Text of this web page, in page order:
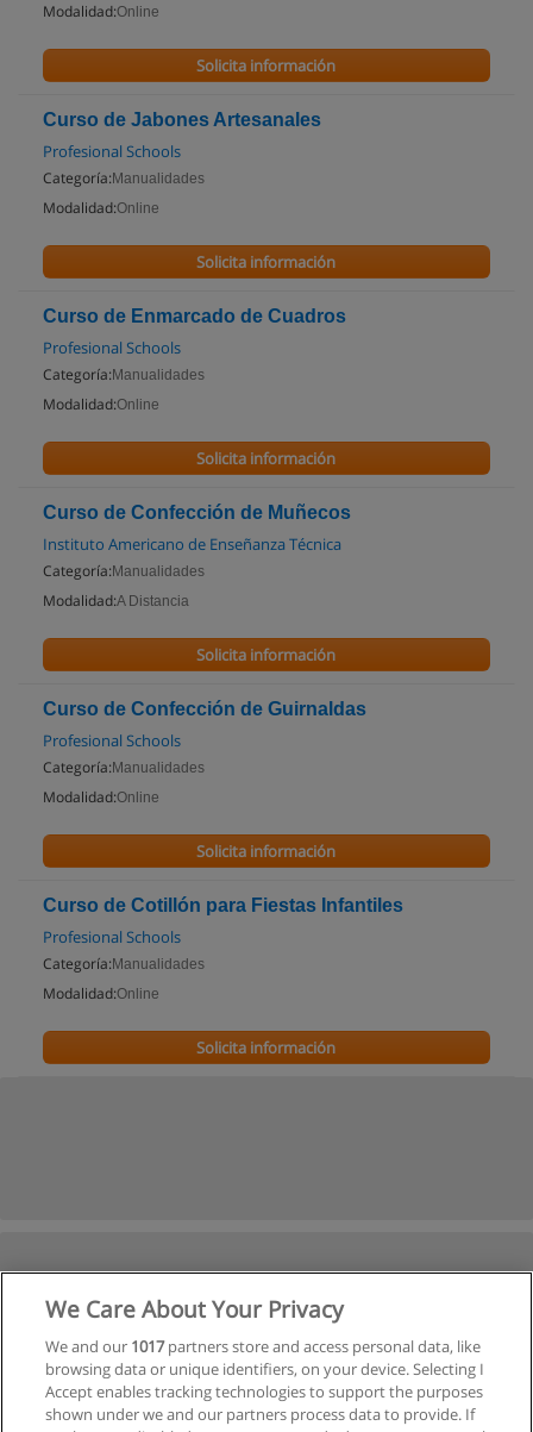
Modalidad:Online
Solicita información
Curso de Jabones Artesanales
Profesional Schools
Categoría: Manualidades
Modalidad:Online
Solicita información
Curso de Enmarcado de Cuadros
Profesional Schools
Categoría: Manualidades
Modalidad:Online
Solicita información
Curso de Confección de Muñecos
Instituto Americano de Enseñanza Técnica
Categoría: Manualidades
Modalidad:A Distancia
Solicita información
Curso de Confección de Guirnaldas
Profesional Schools
Categoría: Manualidades
Modalidad:Online
Solicita información
Curso de Cotillón para Fiestas Infantiles
Profesional Schools
Categoría: Manualidades
Modalidad:Online
Solicita información
We Care About Your Privacy
We and our 1017partners store and access personal data, like
browsing data or unique identifiers, on your device. Selecting I
Accept enables tracking technologies to support the purposes
shown under we and our partners process data to provide. If